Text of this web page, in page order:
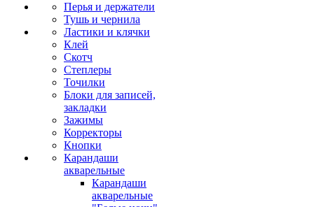
Перья и держатели
Тушь и чернила
Ластики и клячки
Клей
Скотч
Степлеры
Точилки
Блоки для записей,
закладки
Зажимы
Корректоры
Кнопки
Карандаши
акварельные
Карандаши
акварельные